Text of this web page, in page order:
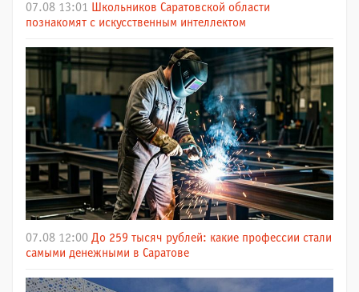
07.08 13:01
Школьников Саратовской области
познакомят с искусственным интеллектом
07.08 12:00 До 259 тысяч рублей: какие профессии стали
самыми денежными в Саратове